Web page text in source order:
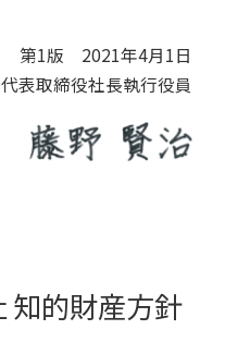
第1版 2021年4月1日
表取締役社長執行役員
知的財産方針